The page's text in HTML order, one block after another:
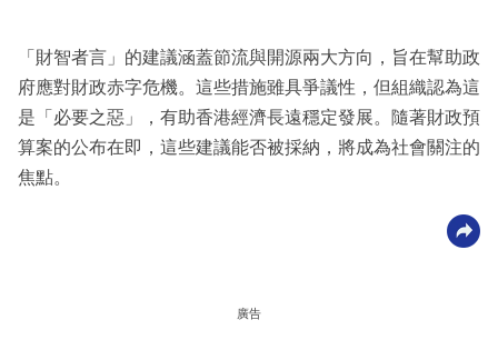
「財智者言」的建議涵蓋節流與開源兩大方向，旨在幫助政
府應對財政赤字危機。這些措施雖具爭議性，但組織認為這
是「必要之惡」，有助香港經濟長遠穩定發展。隨著財政預
算案的公布在即，這些建議能否被採納，將成為社會關注的
焦點。
廣告